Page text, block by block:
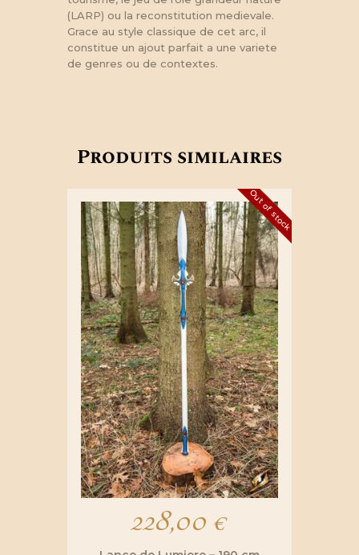
(LARP) ou la reconstitution medievale.
Grace au style classique de cet arc, il
constitue un ajout parfait a une variete
de genres ou de contextes.
Produits similaires
Out of stock
228,00€